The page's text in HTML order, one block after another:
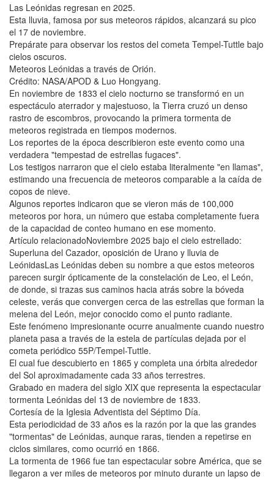
Las Leónidas regresan en 2025.
Esta lluvia, famosa por sus meteoros rápidos, alcanzará su pico
el 17 de noviembre.
Prepárate para observar los restos del cometa Tempel-Tuttle bajo
cielos oscuros.
Meteoros Leónidas a través de Orión.
Crédito: NASA/APOD & Luo Hongyang.
En noviembre de 1833 el cielo nocturno se transformó en un
espectáculo aterrador y majestuoso, la Tierra cruzó un denso
rastro de escombros, provocando la primera tormenta de
meteoros registrada en tiempos modernos.
Los reportes de la época describieron este evento como una
verdadera "tempestad de estrellas fugaces".
Los testigos narraron que el cielo estaba literalmente "en llamas",
estimando una frecuencia de meteoros comparable a la caída de
copos de nieve.
Algunos reportes indicaron que se vieron más de 100,000
meteoros por hora, un número que estaba completamente fuera
de la capacidad de conteo humano en ese momento.
Artículo relacionadoNoviembre 2025 bajo el cielo estrellado:
Superluna del Cazador, oposición de Urano y lluvia de
LeónidasLas Leónidas deben su nombre a que estos meteoros
parecen surgir ópticamente de la constelación de Leo, el León,
de donde, si trazas sus caminos hacia atrás sobre la bóveda
celeste, verás que convergen cerca de las estrellas que forman la
melena del León, mejor conocido como el punto radiante.
Este fenómeno impresionante ocurre anualmente cuando nuestro
planeta pasa a través de la estela de partículas dejada por el
cometa periódico 55P/Tempel-Tuttle.
El cual fue descubierto en 1865 y completa una órbita alrededor
del Sol aproximadamente cada 33 años terrestres.
Grabado en madera del siglo XIX que representa la espectacular
tormenta Leónidas del 13 de noviembre de 1833.
Cortesía de la Iglesia Adventista del Séptimo Día.
Esta periodicidad de 33 años es la razón por la que las grandes
"tormentas" de Leónidas, aunque raras, tienden a repetirse en
ciclos similares, como ocurrió en 1866.
La tormenta de 1966 fue tan espectacular sobre América, que se
llegaron a ver miles de meteoros por minuto durante un lapso de